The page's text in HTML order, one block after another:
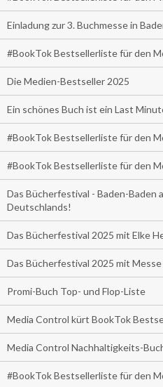
Einladung zur 3. Buchmesse in
#BookTok Bestsellerliste für den
Die Medien-Bestseller 2025
Ein schönes Buch ist ein Last
#BookTok Bestsellerliste für den
#BookTok Bestsellerliste für den
Das Bücherfestival - Baden-Baden
Deutschlands!
Das Bücherfestival 2025 mit Elke
Das Bücherfestival 2025 mit
Promi-Buch Top- und Flop-Liste
Media Control kürt BookTok
Media Control Nachhaltigkeits-
#BookTok Bestsellerliste für den